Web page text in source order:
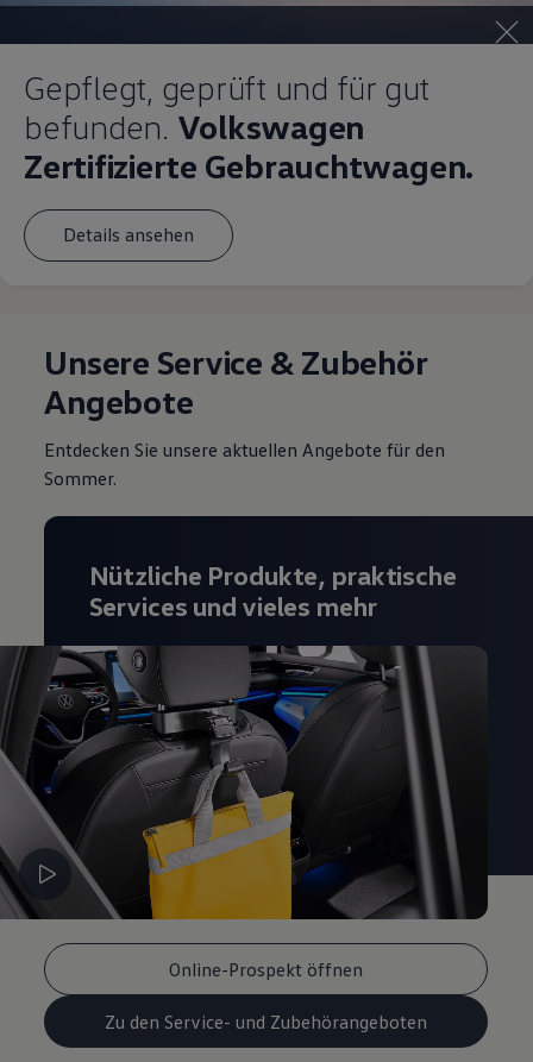
Gepflegt, geprüft und für gut
befunden. Volkswagen
Zertifizierte Gebrauchtwagen.
Details ansehen
Unsere Service & Zubehör
Angebote
Entdecken Sie unsere aktuellen Angebote für den
Sommer.
Online-Prospekt öffnen
Zu den Service- und Zubehörangeboten
Nützliche Produkte, praktische
Services und vieles mehr